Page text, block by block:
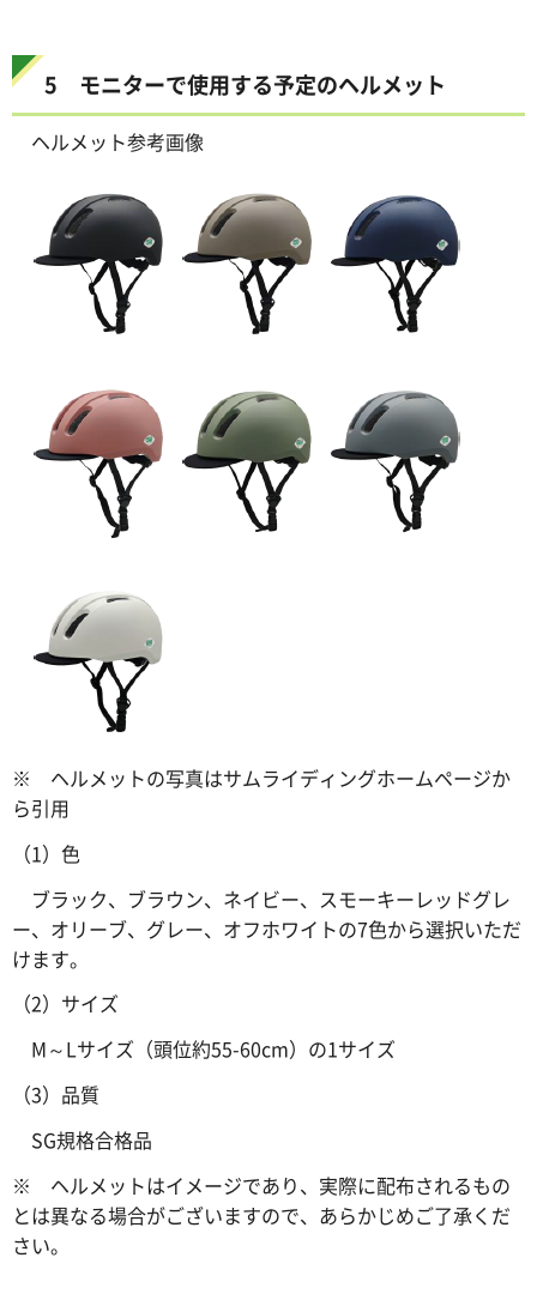
5 モニターで使用する予定のヘルメット
ヘルメット参考画像
※ ヘルメットの写真はサムライディングホームページか
ら引用
（1）色
ブラック、ブラウン、ネイビー、スモーキーレッドグレ
ー、オリーブ、グレー、オフホワイトの7色から選択いただ
けます。
（2）サイズ
M～Lサイズ（頭位約55-60cm）の1サイズ
（3）品質
SG規格合格品
※ ヘルメットはイメージであり、実際に配布されるもの
とは異なる場合がございますので、あらかじめご了承くだ
さい。